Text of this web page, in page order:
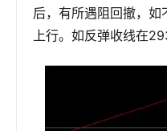
后，有所遇阻回撤，
上行。如反弹收线在